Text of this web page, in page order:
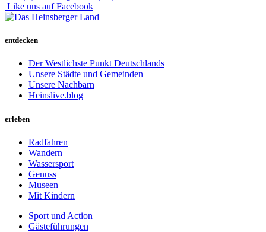
Like uns auf Facebook
entdecken
Der Westlichste Punkt Deutschlands
Unsere Städte und Gemeinden
Unsere Nachbarn
Heinslive.blog
erleben
Radfahren
Wandern
Wassersport
Genuss
Museen
Mit Kindern
Sport und Action
Gästeführungen